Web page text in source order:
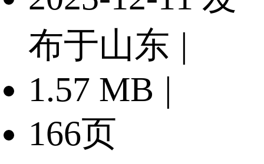
布于山东 |
1.57 MB |
166页